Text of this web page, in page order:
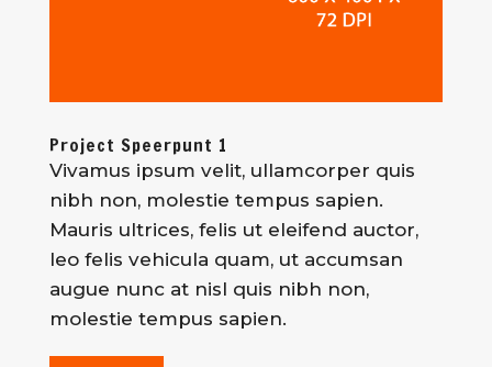
Project Speerpunt 1
Vivamus ipsum velit, ullamcorper quis
nibh non, molestie tempus sapien.
Mauris ultrices, felis ut eleifend auctor,
leo felis vehicula quam, ut accumsan
augue nunc at nisl quis nibh non,
molestie tempus sapien.